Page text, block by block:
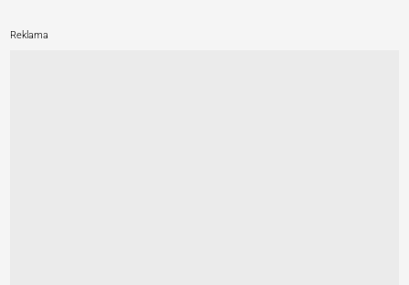
Reklama